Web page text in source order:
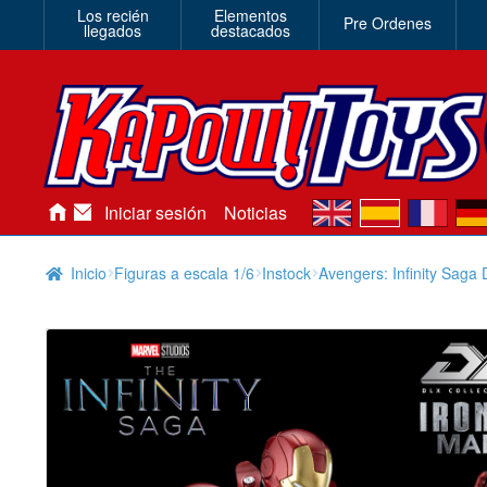
Los recién
llegados
Elementos
destacados Pre Ordenes
Iniciar sesión Noticias en es de
Inicio Figuras a escala 1/6 Instock Avengers: Infinity Saga